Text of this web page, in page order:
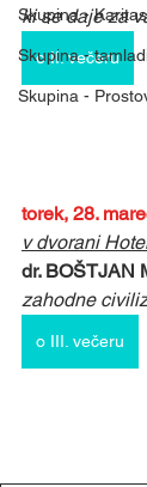
Skupina - Karitas
Skupina -
Skupina -
ki se daje za
o II. večeru
torek, 28.
v dvorani
dr. BOŠTJAN
zahodne
o III. večeru